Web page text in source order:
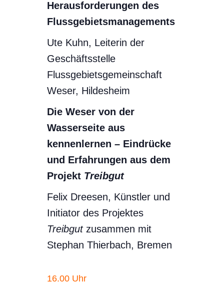
Herausforderungen des
Flussgebietsmanagements
Ute Kuhn, Leiterin der
Geschäftsstelle
Flussgebietsgemeinschaft
Weser, Hildesheim
Die Weser von der
Wasserseite aus
kennenlernen – Eindrücke
und Erfahrungen aus dem
Projekt Treibgut
Felix Dreesen, Künstler und
Initiator des Projektes
Treibgutzusammen mit
Stephan Thierbach, Bremen
16.00 Uhr